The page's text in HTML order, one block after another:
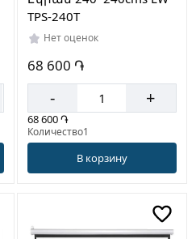
TPS-240T
Нет оценок
68 600 ֏
- +
68 600 ֏
Количество1
В корзину